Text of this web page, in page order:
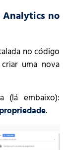
Analytics no
no código
uma nova
(lá embaixo):
.